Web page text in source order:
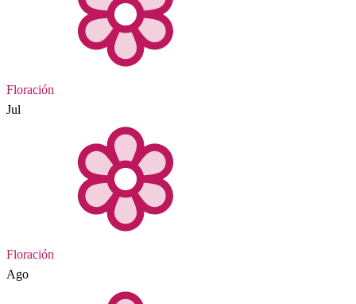
Floración
Jul
Floración
Ago